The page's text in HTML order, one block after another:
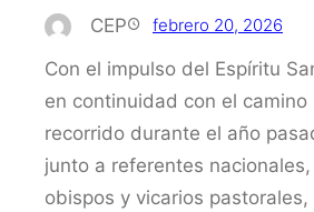
CEP febrero 20, 2026
Con el impulso del Espíritu
en continuidad con el camino
recorrido durante el año
junto a referentes nacionales,
obispos y vicarios pastorales,